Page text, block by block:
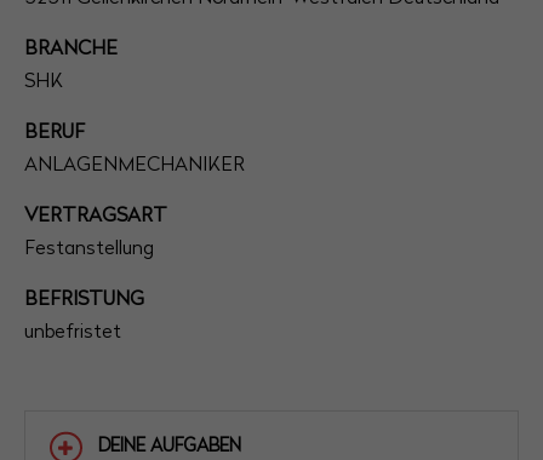
BRANCHE
SHK
BERUF
ANLAGENMECHANIKER
VERTRAGSART
Festanstellung
BEFRISTUNG
unbefristet
DEINE AUFGABEN